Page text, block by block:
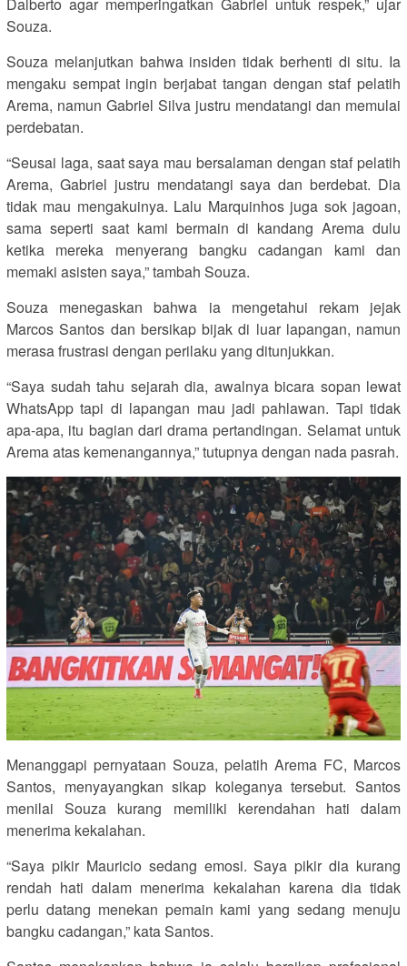
Dalberto agar memperingatkan Gabriel untuk respek,” ujar
Souza.
Souza melanjutkan bahwa insiden tidak berhenti di situ. Ia
mengaku sempat ingin berjabat tangan dengan staf pelatih
Arema, namun Gabriel Silva justru mendatangi dan memulai
perdebatan.
“Seusai laga, saat saya mau bersalaman dengan staf pelatih
Arema, Gabriel justru mendatangi saya dan berdebat. Dia
tidak mau mengakuinya. Lalu Marquinhos juga sok jagoan,
sama seperti saat kami bermain di kandang Arema dulu
ketika mereka menyerang bangku cadangan kami dan
memaki asisten saya,” tambah Souza.
Souza menegaskan bahwa ia mengetahui rekam jejak
Marcos Santos dan bersikap bijak di luar lapangan, namun
merasa frustrasi dengan perilaku yang ditunjukkan.
“Saya sudah tahu sejarah dia, awalnya bicara sopan lewat
WhatsApp tapi di lapangan mau jadi pahlawan. Tapi tidak
apa-apa, itu bagian dari drama pertandingan. Selamat untuk
Arema atas kemenangannya,” tutupnya dengan nada pasrah.
Menanggapi pernyataan Souza, pelatih Arema FC, Marcos
Santos, menyayangkan sikap koleganya tersebut. Santos
menilai Souza kurang memiliki kerendahan hati dalam
menerima kekalahan.
“Saya pikir Mauricio sedang emosi. Saya pikir dia kurang
rendah hati dalam menerima kekalahan karena dia tidak
perlu datang menekan pemain kami yang sedang menuju
bangku cadangan,” kata Santos.